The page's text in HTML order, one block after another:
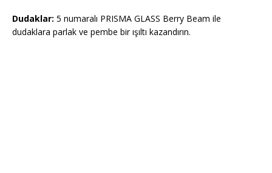
Dudaklar: 5 numaralı PRISMA GLASS Berry Beam ile
dudaklara parlak ve pembe bir ışıltı kazandırın.